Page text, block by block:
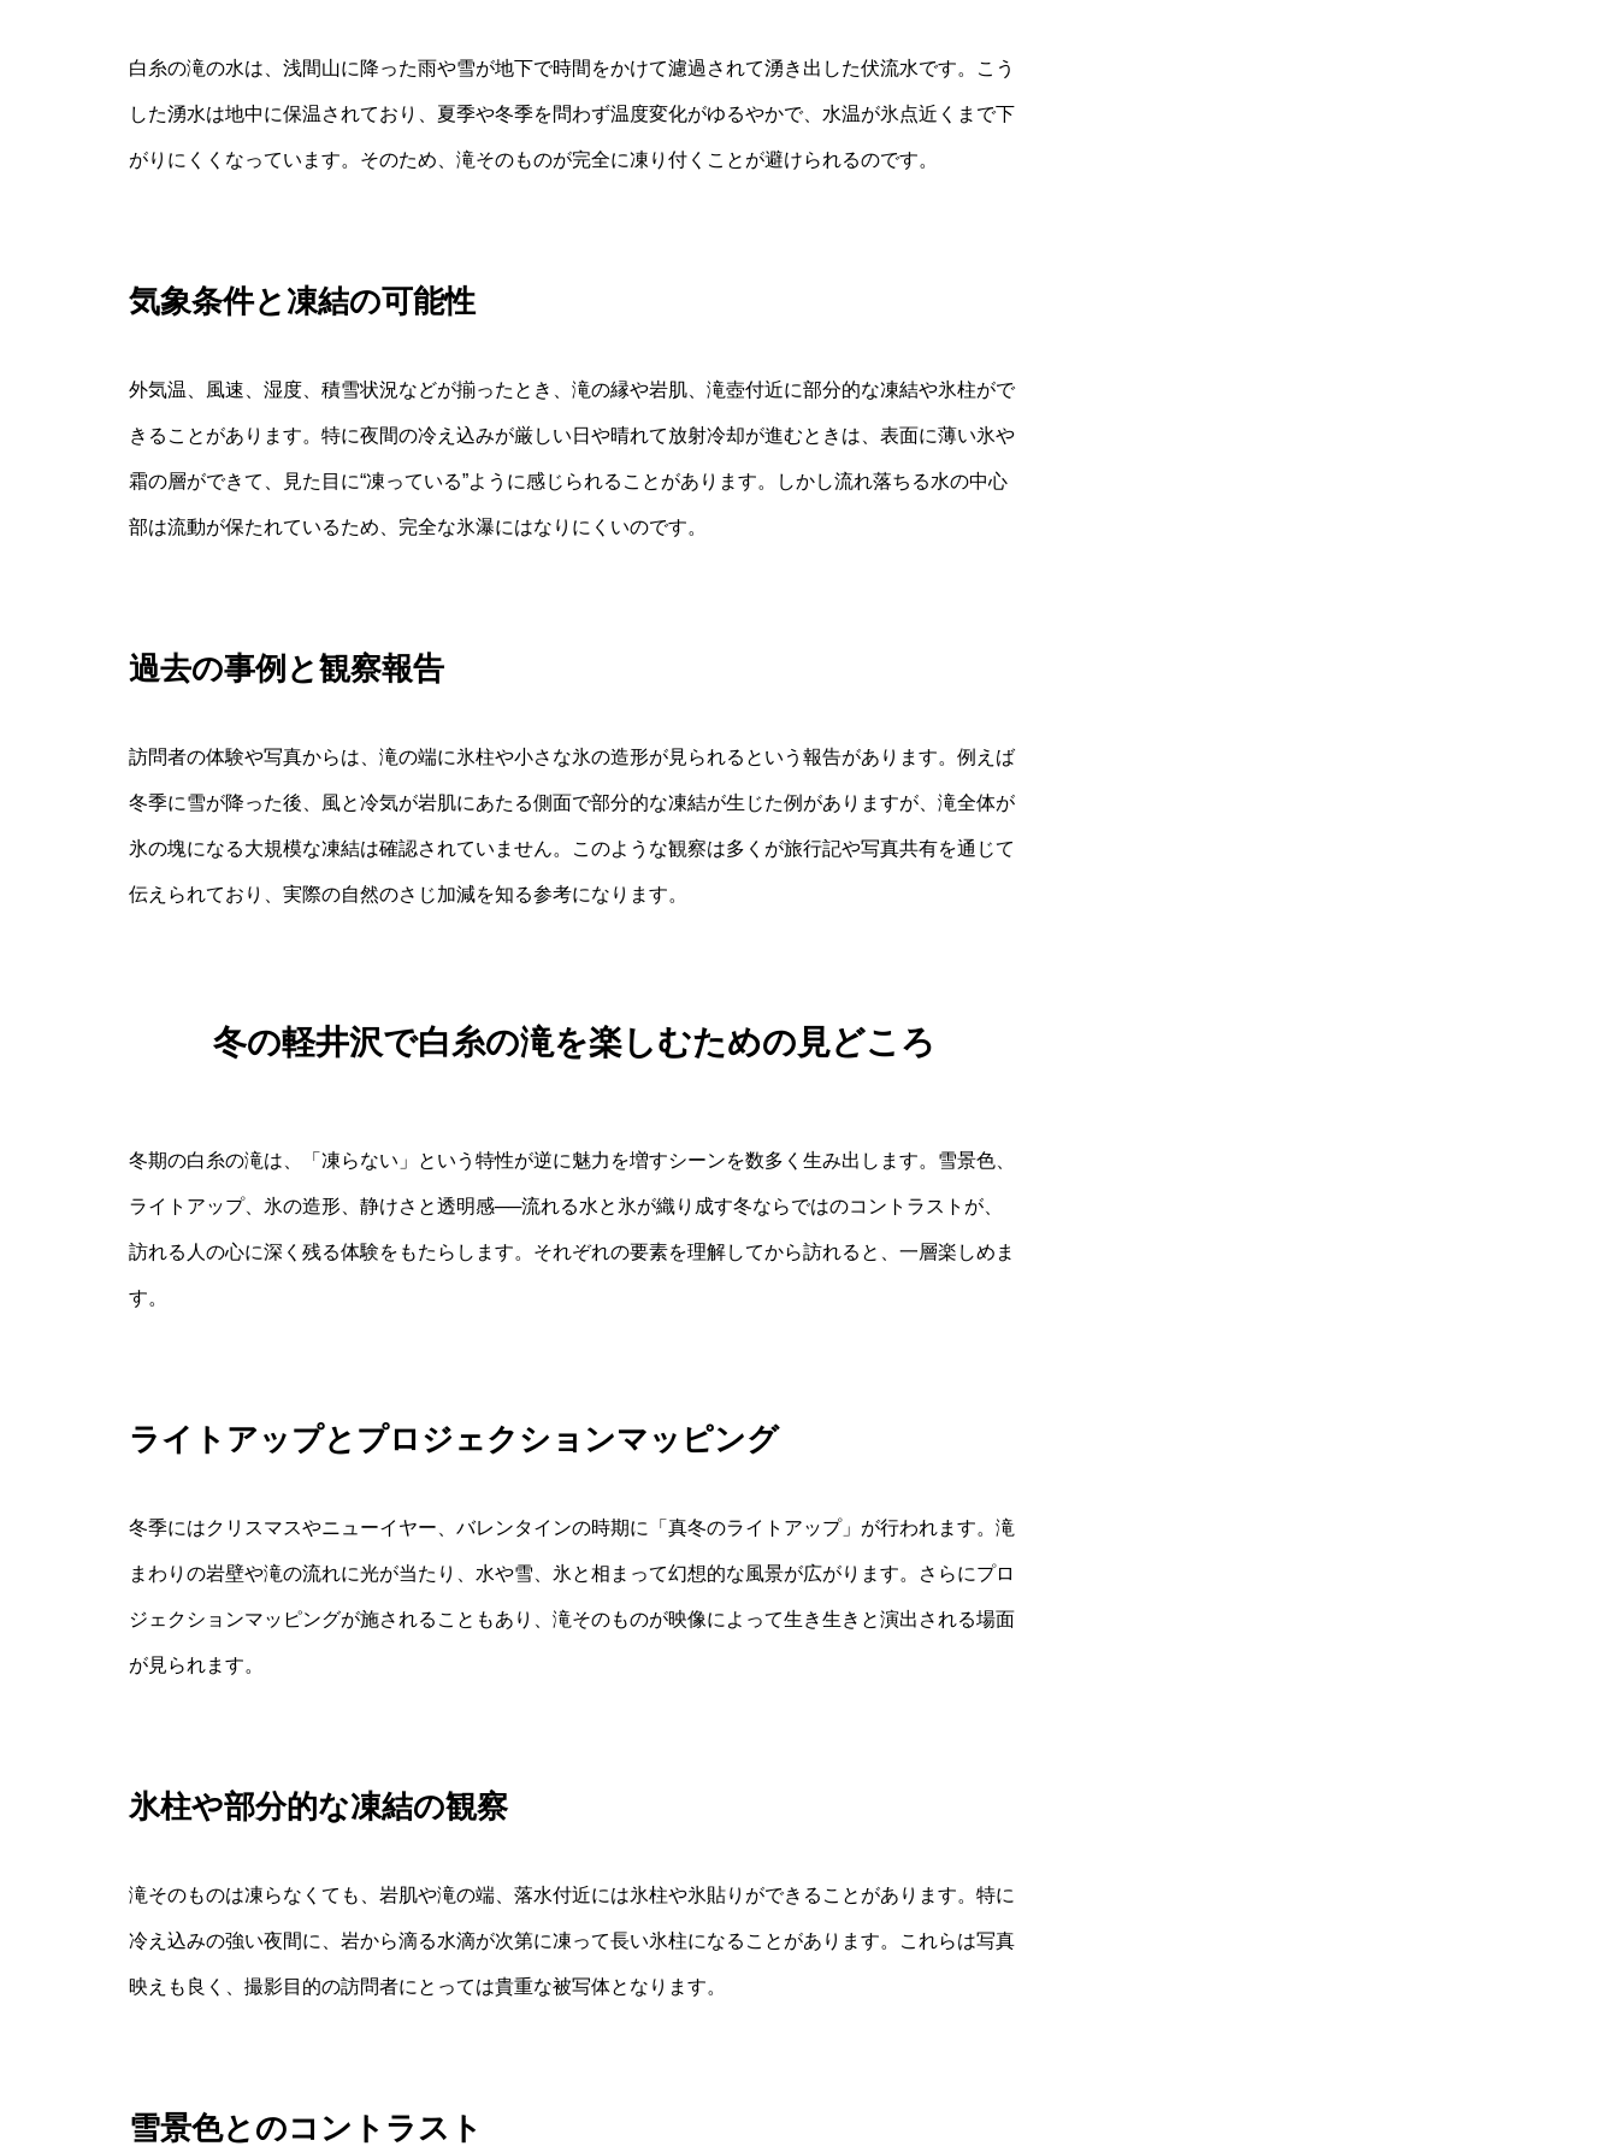
白糸の滝の水は、浅間山に降った雨や雪が地下で時間をかけて濾過されて湧き出した伏流水です。こう
した湧水は地中に保温されており、夏季や冬季を問わず温度変化がゆるやかで、水温が氷点近くまで下
がりにくくなっています。そのため、滝そのものが完全に凍り付くことが避けられるのです。
気象条件と凍結の可能性
外気温、風速、湿度、積雪状況などが揃ったとき、滝の縁や岩肌、滝壺付近に部分的な凍結や氷柱がで
きることがあります。特に夜間の冷え込みが厳しい日や晴れて放射冷却が進むときは、表面に薄い氷や
霜の層ができて、見た目に“凍っている”ように感じられることがあります。しかし流れ落ちる水の中心
部は流動が保たれているため、完全な氷瀑にはなりにくいのです。
過去の事例と観察報告
訪問者の体験や写真からは、滝の端に氷柱や小さな氷の造形が見られるという報告があります。例えば
冬季に雪が降った後、風と冷気が岩肌にあたる側面で部分的な凍結が生じた例がありますが、滝全体が
氷の塊になる大規模な凍結は確認されていません。このような観察は多くが旅行記や写真共有を通じて
伝えられており、実際の自然のさじ加減を知る参考になります。
冬の軽井沢で白糸の滝を楽しむための見どころ
冬期の白糸の滝は、「凍らない」という特性が逆に魅力を増すシーンを数多く生み出します。雪景色、
ライトアップ、氷の造形、静けさと透明感──流れる水と氷が織り成す冬ならではのコントラストが、
訪れる人の心に深く残る体験をもたらします。それぞれの要素を理解してから訪れると、一層楽しめま
す。
ライトアップとプロジェクションマッピング
冬季にはクリスマスやニューイヤー、バレンタインの時期に「真冬のライトアップ」が行われます。滝
まわりの岩壁や滝の流れに光が当たり、水や雪、氷と相まって幻想的な風景が広がります。さらにプロ
ジェクションマッピングが施されることもあり、滝そのものが映像によって生き生きと演出される場面
が見られます。
氷柱や部分的な凍結の観察
滝そのものは凍らなくても、岩肌や滝の端、落水付近には氷柱や氷貼りができることがあります。特に
冷え込みの強い夜間に、岩から滴る水滴が次第に凍って長い氷柱になることがあります。これらは写真
映えも良く、撮影目的の訪問者にとっては貴重な被写体となります。
雪景色とのコントラスト